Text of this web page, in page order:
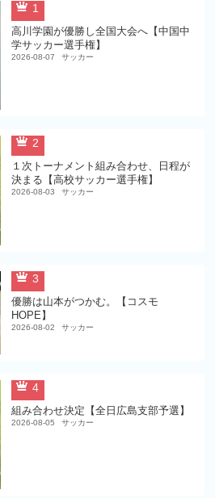
1
高川学園が優勝し全国大会へ【中国中
学サッカー選手権】
2026-08-07 サッカー
2
１次トーナメント組み合わせ、日程が
決まる【高校サッカー選手権】
2026-08-03 サッカー
3
優勝は山本がつかむ。【コスモ
HOPE】
2026-08-02 サッカー
4
組み合わせ決定【全日広島支部予選】
2026-08-05 サッカー